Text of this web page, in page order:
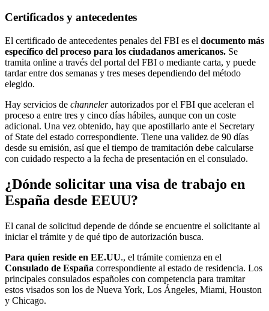
Certificados y antecedentes
El certificado de antecedentes penales del FBI es el documento más
específico del proceso para los ciudadanos americanos. Se
tramita online a través del portal del FBI o mediante carta, y puede
tardar entre dos semanas y tres meses dependiendo del método
elegido.
Hay servicios de channelerautorizados por el FBI que aceleran el
proceso a entre tres y cinco días hábiles, aunque con un coste
adicional. Una vez obtenido, hay que apostillarlo ante el Secretary
of State del estado correspondiente. Tiene una validez de 90 días
desde su emisión, así que el tiempo de tramitación debe calcularse
con cuidado respecto a la fecha de presentación en el consulado.
¿Dónde solicitar una visa de trabajo en
España desde EEUU?
El canal de solicitud depende de dónde se encuentre el solicitante al
iniciar el trámite y de qué tipo de autorización busca.
Para quien reside en EE.UU., el trámite comienza en el
Consulado de España correspondiente al estado de residencia. Los
principales consulados españoles con competencia para tramitar
estos visados son los de Nueva York, Los Ángeles, Miami, Houston
y Chicago.